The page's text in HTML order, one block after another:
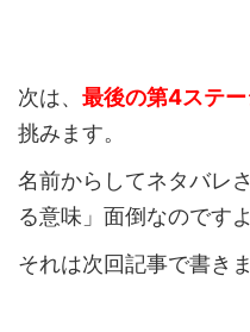
次は、 最後の第4ステー
挑みます。
名前からしてネタバレ
る意味」面倒なのです
それは次回記事で書きま